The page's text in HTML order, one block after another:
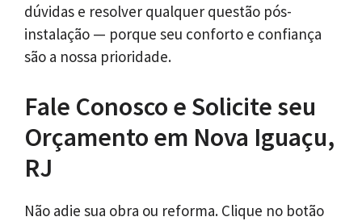
dúvidas e resolver qualquer questão pós-
instalação — porque seu conforto e confiança
são a nossa prioridade.
Fale Conosco e Solicite seu
Orçamento em Nova Iguaçu,
RJ
Não adie sua obra ou reforma. Clique no botão